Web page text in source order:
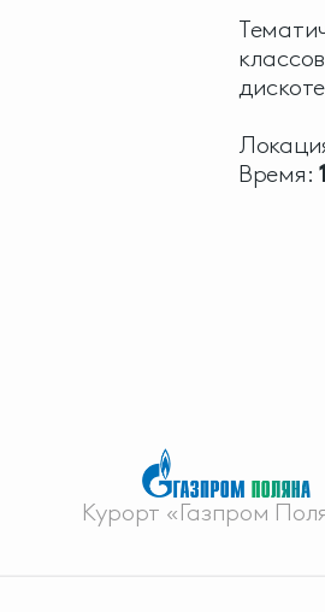
Время:
Курорт «Газпром